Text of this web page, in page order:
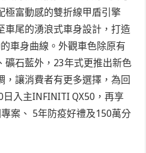
極富動感的雙折線甲盾引擎
車尾的湧浪式車身設計，打造
車身曲線。外觀車色除原有
礦石藍外，23年式更推出新色
，讓消費者有更多選擇，為回
入主INFINITI QX50，再享
案、 5年防疫好禮及150萬分